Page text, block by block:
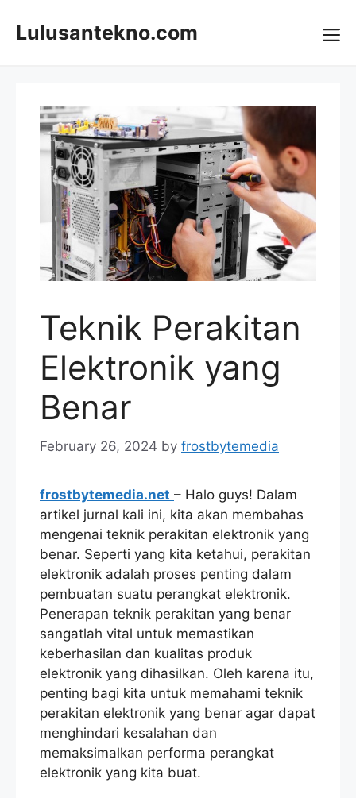
Lulusantekno.com
Teknik Perakitan
Elektronik yang
Benar
February 26, 2024 by frostbytemedia
frostbytemedia.net – Halo guys! Dalam
artikel jurnal kali ini, kita akan membahas
mengenai teknik perakitan elektronik yang
benar. Seperti yang kita ketahui, perakitan
elektronik adalah proses penting dalam
pembuatan suatu perangkat elektronik.
Penerapan teknik perakitan yang benar
sangatlah vital untuk memastikan
keberhasilan dan kualitas produk
elektronik yang dihasilkan. Oleh karena itu,
penting bagi kita untuk memahami teknik
perakitan elektronik yang benar agar dapat
menghindari kesalahan dan
memaksimalkan performa perangkat
elektronik yang kita buat.